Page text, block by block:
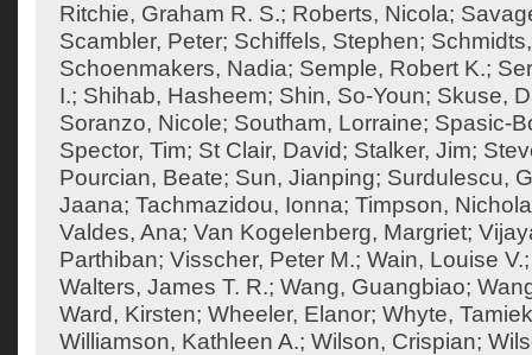
Ritchie, Graham R. S.; Roberts, Nicola;
Scambler, Peter; Schiffels, Stephen;
Schoenmakers, Nadia; Semple, Robert K.;
I.; Shihab, Hasheem; Shin, So-Youn; Skuse,
Soranzo, Nicole; Southam, Lorraine; Spasic-
Spector, Tim; St Clair, David; Stalker, Jim;
Pourcian, Beate; Sun, Jianping; Surdulescu,
Jaana; Tachmazidou, Ionna; Timpson,
Valdes, Ana; Van Kogelenberg, Margriet;
Parthiban; Visscher, Peter M.; Wain, Louise V.
Walters, James T. R.; Wang, Guangbiao;
Ward, Kirsten; Wheeler, Elanor; Whyte,
Williamson, Kathleen A.; Wilson, Crispian;